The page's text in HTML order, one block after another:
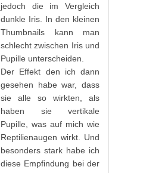
jedoch die im Vergleich
dunkle Iris. In den kleinen
Thumbnails kann man
schlecht zwischen Iris und
Pupille unterscheiden.
Der Effekt den ich dann
gesehen habe war, dass
sie alle so wirkten, als
haben sie vertikale
Pupille, was auf mich wie
Reptilienaugen wirkt. Und
besonders stark habe ich
diese Empfindung bei der